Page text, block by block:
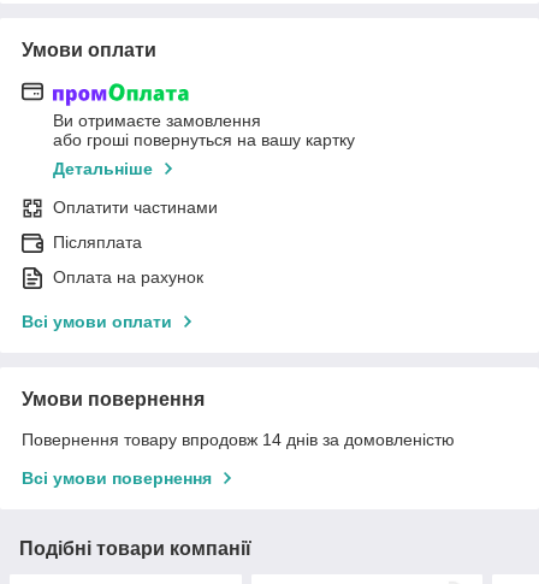
Умови оплати
Ви отримаєте замовлення
або гроші повернуться на вашу картку
Детальніше
Оплатити частинами
Післяплата
Оплата на рахунок
Всі умови оплати
Умови повернення
Повернення товару впродовж 14 днів за домовленістю
Всі умови повернення
Подібні товари компанії